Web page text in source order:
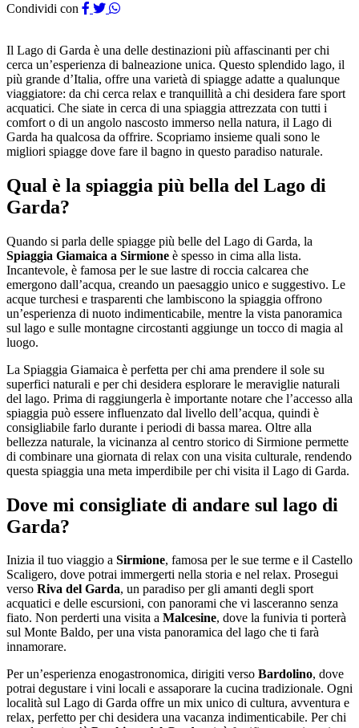
Condividi con
Il Lago di Garda è una delle destinazioni più affascinanti per chi
cerca un’esperienza di balneazione unica. Questo splendido lago, il
più grande d’Italia, offre una varietà di spiagge adatte a qualunque
viaggiatore: da chi cerca relax e tranquillità a chi desidera fare sport
acquatici. Che siate in cerca di una spiaggia attrezzata con tutti i
comfort o di un angolo nascosto immerso nella natura, il Lago di
Garda ha qualcosa da offrire. Scopriamo insieme quali sono le
migliori spiagge dove fare il bagno in questo paradiso naturale.
Qual è la spiaggia più bella del Lago di
Garda?
Quando si parla delle spiagge più belle del Lago di Garda, la
Spiaggia Giamaica a Sirmione è spesso in cima alla lista.
Incantevole, è famosa per le sue lastre di roccia calcarea che
emergono dall’acqua, creando un paesaggio unico e suggestivo. Le
acque turchesi e trasparenti che lambiscono la spiaggia offrono
un’esperienza di nuoto indimenticabile, mentre la vista panoramica
sul lago e sulle montagne circostanti aggiunge un tocco di magia al
luogo.
La Spiaggia Giamaica è perfetta per chi ama prendere il sole su
superfici naturali e per chi desidera esplorare le meraviglie naturali
del lago. Prima di raggiungerla è importante notare che l’accesso alla
spiaggia può essere influenzato dal livello dell’acqua, quindi è
consigliabile farlo durante i periodi di bassa marea. Oltre alla
bellezza naturale, la vicinanza al centro storico di Sirmione permette
di combinare una giornata di relax con una visita culturale, rendendo
questa spiaggia una meta imperdibile per chi visita il Lago di Garda.
Dove mi consigliate di andare sul lago di
Garda?
Inizia il tuo viaggio a Sirmione, famosa per le sue terme e il Castello
Scaligero, dove potrai immergerti nella storia e nel relax. Prosegui
verso Riva del Garda, un paradiso per gli amanti degli sport
acquatici e delle escursioni, con panorami che vi lasceranno senza
fiato. Non perderti una visita a Malcesine, dove la funivia ti porterà
sul Monte Baldo, per una vista panoramica del lago che ti farà
innamorare.
Per un’esperienza enogastronomica, dirigiti verso Bardolino, dove
potrai degustare i vini locali e assaporare la cucina tradizionale. Ogni
località sul Lago di Garda offre un mix unico di cultura, avventura e
relax, perfetto per chi desidera una vacanza indimenticabile. Per chi